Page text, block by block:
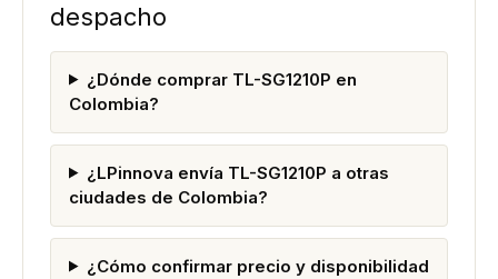
despacho
¿Dónde comprar TL-SG1210P en
Colombia?
¿LPinnova envía TL-SG1210P a otras
ciudades de Colombia?
¿Cómo confirmar precio y disponibilidad